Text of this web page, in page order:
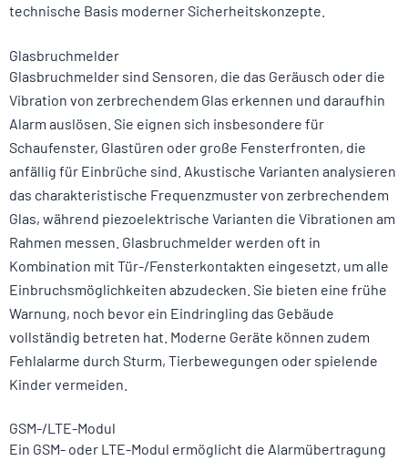
technische Basis moderner Sicherheitskonzepte.
Glasbruchmelder
Glasbruchmelder sind Sensoren, die das Geräusch oder die
Vibration von zerbrechendem Glas erkennen und daraufhin
Alarm auslösen. Sie eignen sich insbesondere für
Schaufenster, Glastüren oder große Fensterfronten, die
anfällig für Einbrüche sind. Akustische Varianten analysieren
das charakteristische Frequenzmuster von zerbrechendem
Glas, während piezoelektrische Varianten die Vibrationen am
Rahmen messen. Glasbruchmelder werden oft in
Kombination mit Tür-/Fensterkontakten eingesetzt, um alle
Einbruchsmöglichkeiten abzudecken. Sie bieten eine frühe
Warnung, noch bevor ein Eindringling das Gebäude
vollständig betreten hat. Moderne Geräte können zudem
Fehlalarme durch Sturm, Tierbewegungen oder spielende
Kinder vermeiden.
GSM-/LTE-Modul
Ein GSM- oder LTE-Modul ermöglicht die Alarmübertragung